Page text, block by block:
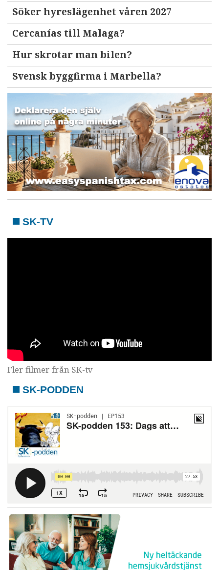
Söker hyreslägenhet våren 2027
Cercanías till Malaga?
Hur skrotar man bilen?
Svensk byggfirma i Marbella?
SK-TV
Fler filmer från SK-tv
SK-PODDEN